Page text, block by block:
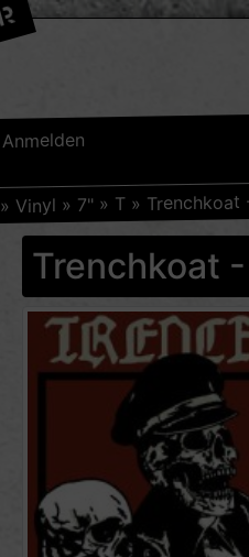
Anmelden
» Vinyl » 7" » T » Trenchkoat
Trenchkoat